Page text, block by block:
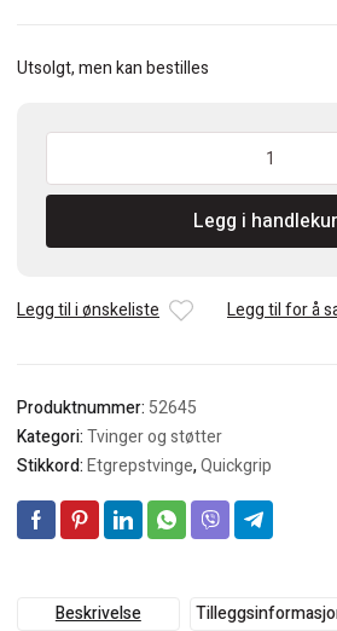
Utsolgt, men kan bestilles
hurtigklemme
hånds
antall
Legg i
Legg til i ønskeliste Legg til for å
Produktnummer: 52645
Kategori:Tvinger og støtter
Stikkord:Etgrepstvinge,Quickgrip
Beskrivelse